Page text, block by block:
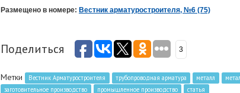
Размещено в номере: Вестник арматуростроителя, №6 (75)
Поделиться 3
Метки Вестник Арматуростроителя трубопроводная арматура металл
заготовительное производство
промышленное производство статья